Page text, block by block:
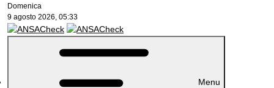
Domenica
9 agosto 2026, 05:33
Menu